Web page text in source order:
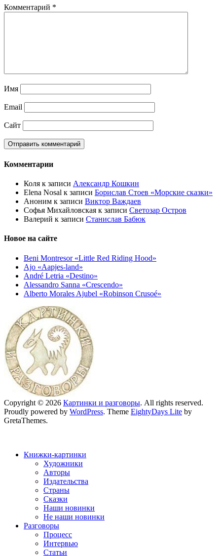
Комментарий *
Имя
Email
Сайт
Комментарии
Коля к записи Александр Кошкин
Elena Nosal к записи Борислав Стоев «Морские сказки»
Аноним к записи Виктор Важдаев
Софья Михайловская к записи Светозар Остров
Валерий к записи Станислав Бабюк
Новое на сайте
Beni Montresor «Little Red Riding Hood»
Ajo «Aapjes-land»
André Letria «Destino»
Alessandro Sanna «Crescendo»
Alberto Morales Ajubel «Robinson Crusoé»
Copyright © 2026 Картинки и разговоры. All rights reserved.
Proudly powered by WordPress. Theme EightyDays Lite by
GretaThemes.
Книжки-картинки
Художники
Авторы
Издательства
Страны
Сказки
Наши новинки
Не наши новинки
Разговоры
Процесс
Интервью
Статьи